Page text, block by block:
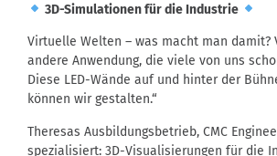
3D-Simulationen für die Industrie
Virtuelle Welten – was macht man damit?
andere Anwendung, die viele von uns
Diese LED-Wände auf und hinter der
können wir gestalten.“
Theresas Ausbildungsbetrieb, CMC
spezialisiert: 3D-Visualisierungen für die